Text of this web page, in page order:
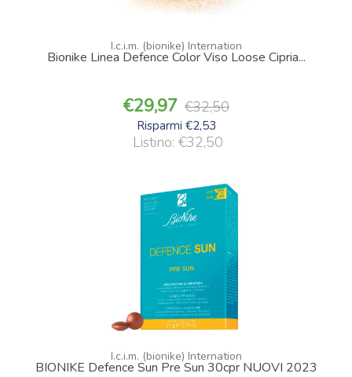
I.c.i.m. (bionike) Internation
Bionike Linea Defence Color Viso Loose Cipria...
29,97 32,50
Risparmi €2,53
Listino: €32,50
I.c.i.m. (bionike) Internation
BIONIKE Defence Sun Pre Sun 30cpr NUOVI 2023